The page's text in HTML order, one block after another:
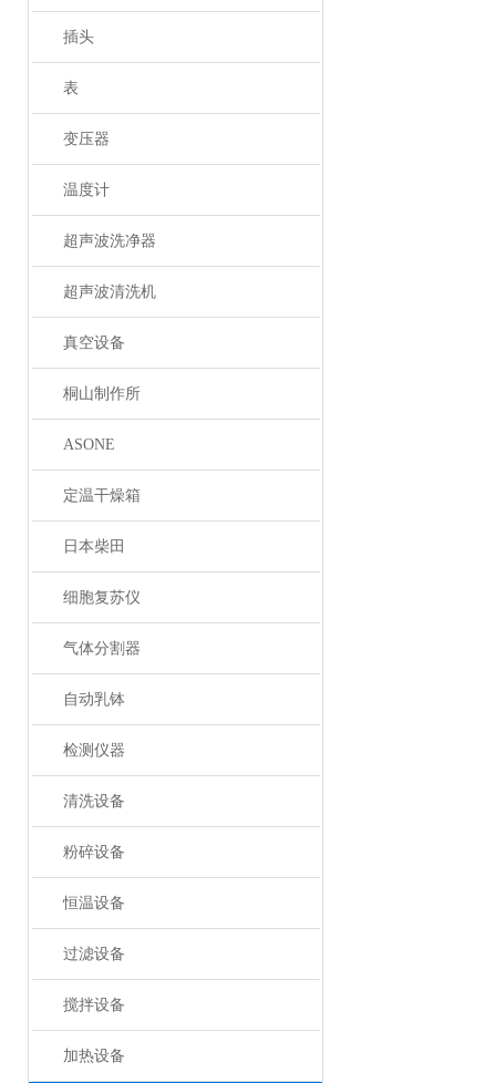
插头
表
变压器
温度计
超声波洗净器
超声波清洗机
真空设备
桐山制作所
ASONE
定温干燥箱
日本柴田
细胞复苏仪
气体分割器
自动乳钵
检测仪器
清洗设备
粉碎设备
恒温设备
过滤设备
搅拌设备
加热设备